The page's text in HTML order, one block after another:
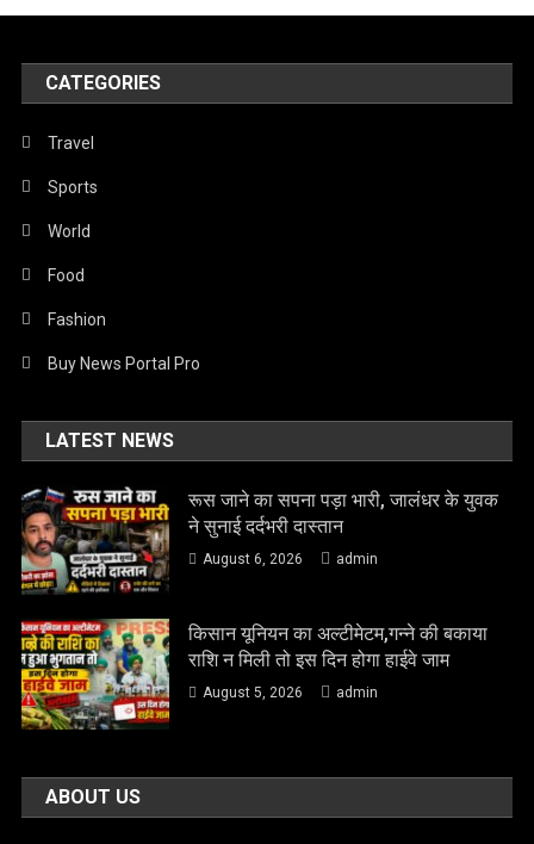
CATEGORIES
Travel
Sports
World
Food
Fashion
Buy News Portal Pro
LATEST NEWS
रूस जाने का सपना पड़ा भारी, जालंधर के युवक
ने सुनाई दर्दभरी दास्तान
August 6, 2026 admin
किसान यूनियन का अल्टीमेटम,गन्ने की बकाया
राशि न मिली तो इस दिन होगा हाईवे जाम
August 5, 2026 admin
ABOUT US